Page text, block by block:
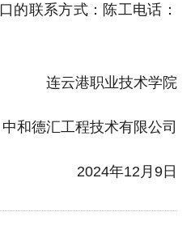
的联系方式：陈工电话：
连云港职业技术学院
中和德汇工程技术有限公司
2024年12月9日